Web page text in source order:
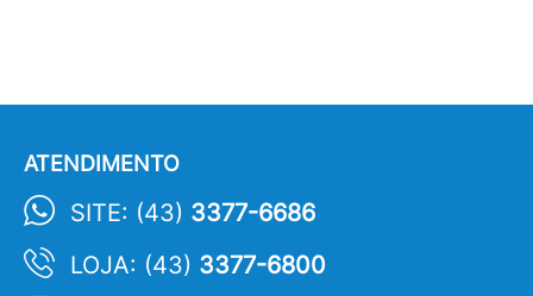
ATENDIMENTO
SITE: (43) 3377-6686
LOJA: (43) 3377-6800